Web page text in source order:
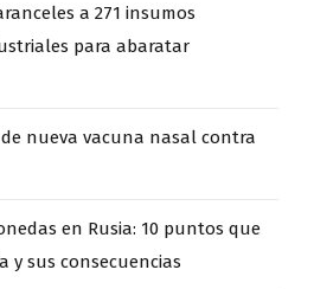
a 271 insumos
para abaratar
de nueva vacuna nasal contra
en Rusia: 10 puntos que
y sus consecuencias